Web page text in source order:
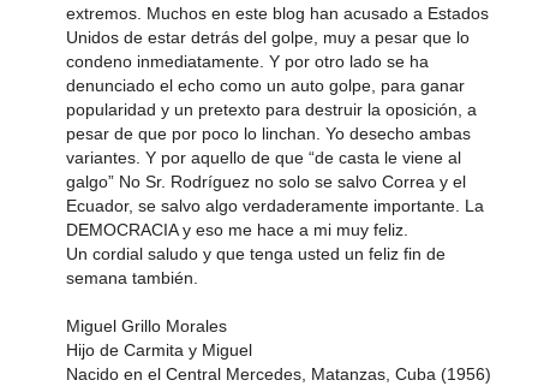
extremos. Muchos en este blog han acusado a Estados
Unidos de estar detrás del golpe, muy a pesar que lo
condeno inmediatamente. Y por otro lado se ha
denunciado el echo como un auto golpe, para ganar
popularidad y un pretexto para destruir la oposición, a
pesar de que por poco lo linchan. Yo desecho ambas
variantes. Y por aquello de que “de casta le viene al
galgo” No Sr. Rodríguez no solo se salvo Correa y el
Ecuador, se salvo algo verdaderamente importante. La
DEMOCRACIA y eso me hace a mi muy feliz.
Un cordial saludo y que tenga usted un feliz fin de
semana también.
Miguel Grillo Morales
Hijo de Carmita y Miguel
Nacido en el Central Mercedes, Matanzas, Cuba (1956)